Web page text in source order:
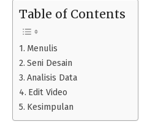
Table of Contents
Menulis
Seni Desain
Analisis Data
Edit Video
Kesimpulan